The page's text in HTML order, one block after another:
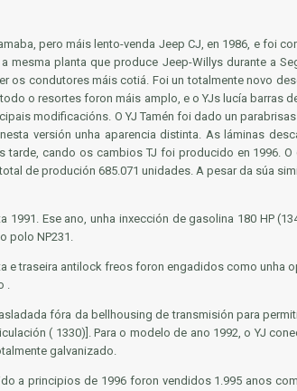
pero máis lento-venda Jeep CJ, en 1986, e foi
planta que produce Jeep-Willys durante a
os condutores máis cotiá. Foi un totalmente novo
o resortes foron máis amplo, e o YJs lucía barras
modificacións. O YJ Tamén foi dado un
versión unha aparencia distinta. As láminas
cando os cambios TJ foi producido en 1996.
de produción 685.071 unidades. A pesar da súa
1991. Ese ano, unha inxección de gasolina 180 HP
polo NP231.
e traseira antilock freos foron engadidos como
.
fóra da bellhousing de transmisión para
( 1330)]. Para o modelo de ano 1992, o YJ
galvanizado.
a principios de 1996 foron vendidos 1.995 anos